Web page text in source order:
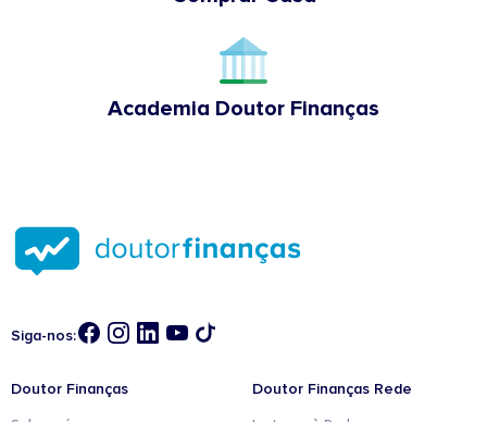
Academia Doutor Finanças
Siga-nos:
Doutor Finanças Doutor Finanças Rede